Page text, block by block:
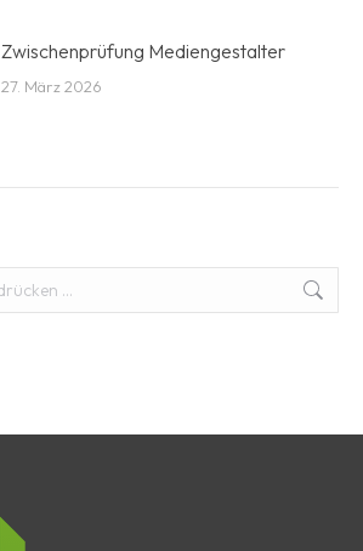
Zwischenprüfung Mediengestalter
27. März 2026